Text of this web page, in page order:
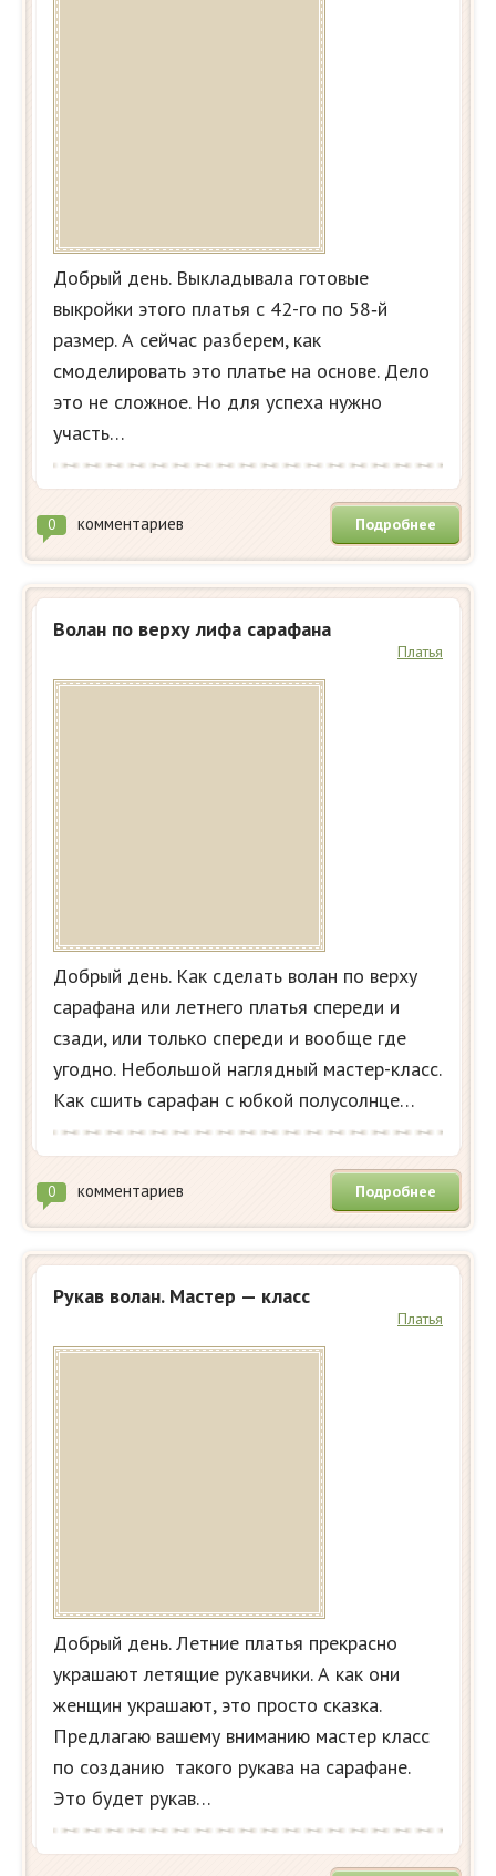
Добрый день. Выкладывала готовые
выкройки этого платья с 42-го по 58‑й
размер. А сейчас разберем, как
смоделировать это платье на основе. Дело
это не сложное. Но для успеха нужно
участь…
0 комментариев Подробнее
Волан по верху лифа сарафана
Платья
Добрый день. Как сделать волан по верху
сарафана или летнего платья спереди и
сзади, или только спереди и вообще где
угодно. Небольшой наглядный мастер-класс.
Как сшить сарафан с юбкой полусолнце…
0 комментариев Подробнее
Рукав волан. Мастер — класс
Платья
Добрый день. Летние платья прекрасно
украшают летящие рукавчики. А как они
женщин украшают, это просто сказка.
Предлагаю вашему вниманию мастер класс
по созданию такого рукава на сарафане.
Это будет рукав…